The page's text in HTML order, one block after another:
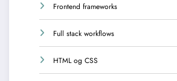
Frontend frameworks
Full stack workflows
HTML og CSS